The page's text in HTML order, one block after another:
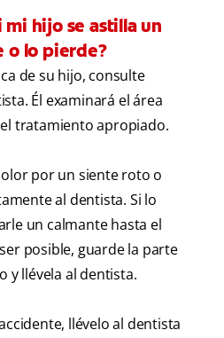
mi hijo se astilla un
o lo pierde?
de su hijo, consulte
Él examinará el área
tratamiento apropiado.
por un siente roto o
al dentista. Si lo
un calmante hasta el
posible, guarde la parte
y llévela al dentista.
llévelo al dentista